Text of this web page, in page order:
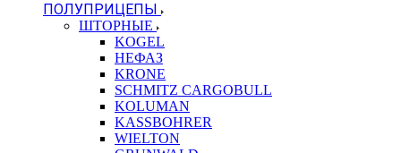
ПОЛУПРИЦЕПЫ
ШТОРНЫЕ
KOGEL
НЕФАЗ
KRONE
SCHMITZ CARGOBULL
KOLUMAN
KASSBOHRER
WIELTON